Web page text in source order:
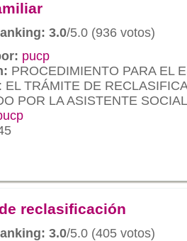
3.0/5.0 (936 votos)
pucp
PROCEDIMIENTO PARA EL
EL TRÁMITE DE
POR LA ASISTENTE SOCIAL
reclasificación
3.0/5.0 (405 votos)